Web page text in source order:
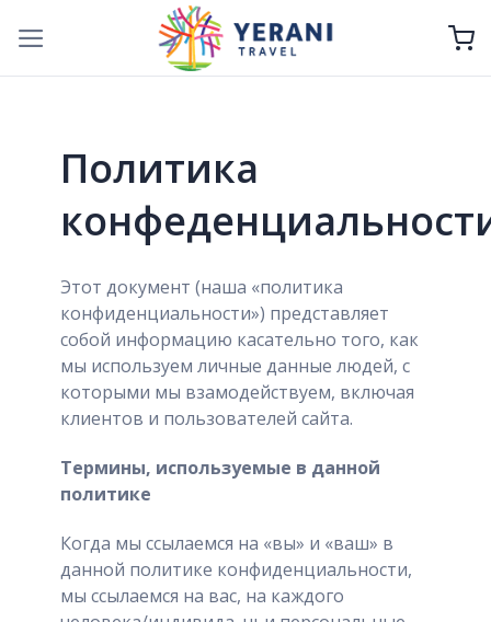
Политика
Этот документ (наша «политика
конфиденциальности») представляет
собой информацию касательно того, как
мы используем личные данные людей, с
которыми мы взамодействуем, включая
клиентов и пользователей сайта.
Термины, используемые в данной
политике
Когда мы ссылаемся на «вы» и «ваш» в
данной политике конфиденциальности,
мы ссылаемся на вас, на каждого